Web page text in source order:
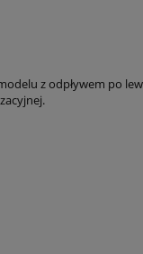
z odpływem po